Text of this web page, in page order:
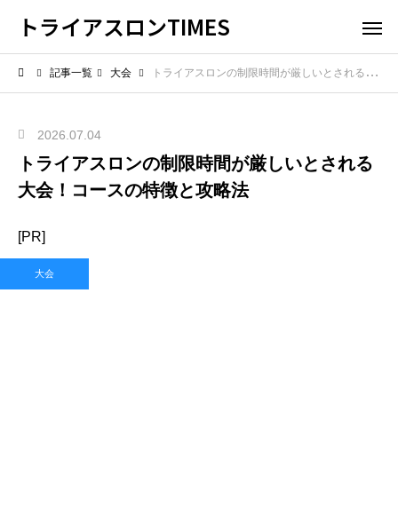
トライアスロンTIMES
記事一覧 大会 トライアスロンの制限時間が厳しいとされる大会！コースの特徴と攻略法
2026.07.04
トライアスロンの制限時間が厳しいとされる
大会！コースの特徴と攻略法
[PR]
大会